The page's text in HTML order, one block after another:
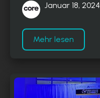
Januar 18, 2024
Mehr lesen